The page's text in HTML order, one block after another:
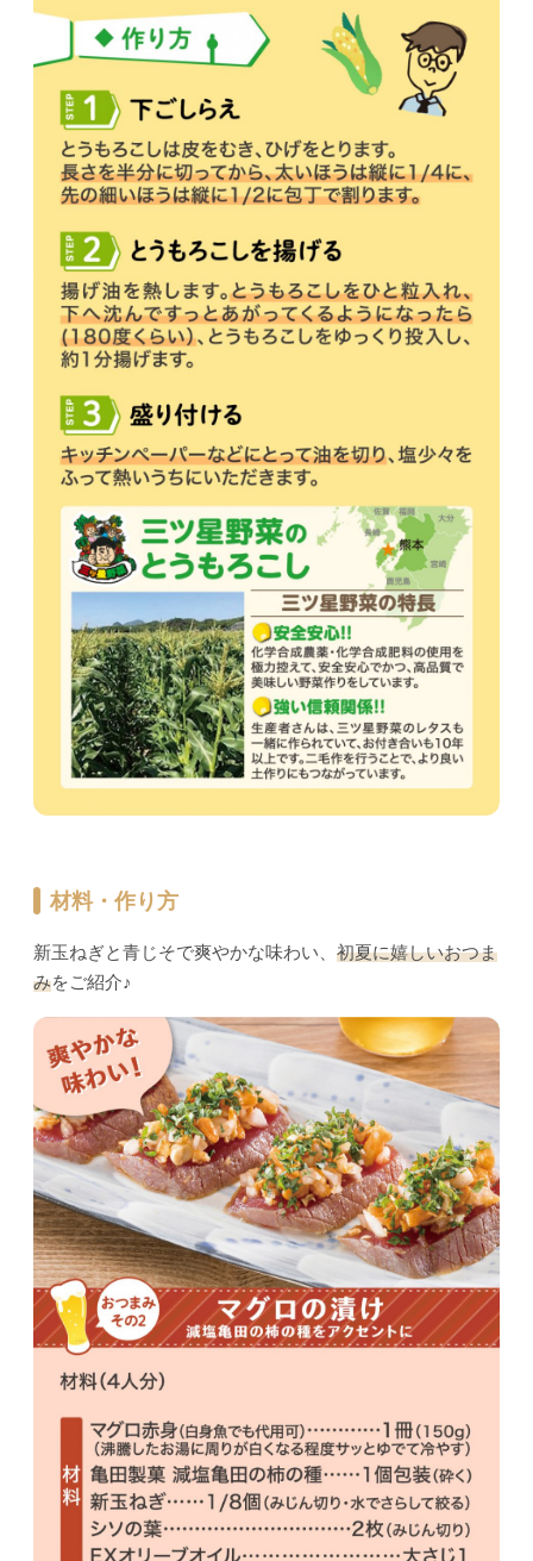
材料・作り方
新玉ねぎと青じそで爽やかな味わい、 初夏に嬉しいおつま
みをご紹介♪